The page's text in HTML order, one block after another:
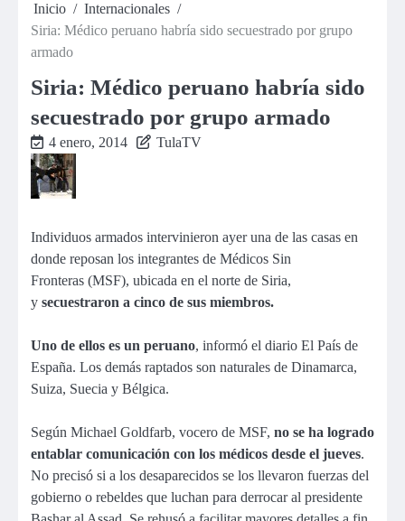
Inicio
Internacionales
Siria: Médico peruano habría sido secuestrado por grupo
armado
Siria: Médico peruano habría sido
secuestrado por grupo armado
4 enero, 2014 TulaTV
Individuos armados intervinieron ayer una de las casas en
donde reposan los integrantes de Médicos Sin
Fronteras (MSF), ubicada en el norte de Siria,
y secuestraron a cinco de sus miembros.
Uno de ellos es un peruano, informó el diario El País de
España. Los demás raptados son naturales de Dinamarca,
Suiza, Suecia y Bélgica.
Según Michael Goldfarb, vocero de MSF, no se ha logrado
entablar comunicación con los médicos desde el jueves.
No precisó si a los desaparecidos se los llevaron fuerzas del
gobierno o rebeldes que luchan para derrocar al presidente